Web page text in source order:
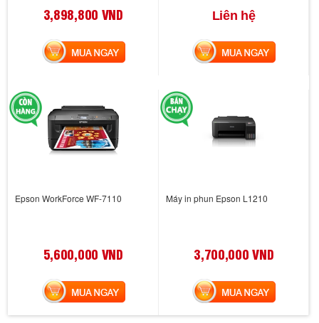
3,898,800 VND
MUA NGAY
Liên hệ
MUA NGAY
Epson WorkForce WF-7110
5,600,000 VND
MUA NGAY
Máy in phun Epson L1210
3,700,000 VND
MUA NGAY